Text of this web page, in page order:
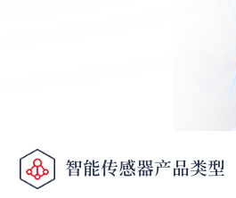
智能传感器产品类型